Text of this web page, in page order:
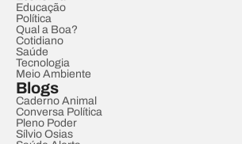
Educação
Política
Qual a Boa?
Cotidiano
Saúde
Tecnologia
Meio Ambiente
Blogs
Caderno Animal
Conversa Política
Pleno Poder
Sílvio Osias